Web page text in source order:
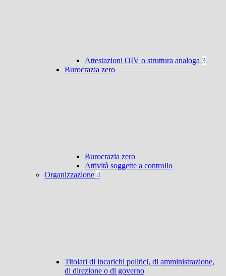
Attestazioni OIV o struttura analoga 3
Burocrazia zero
Burocrazia zero
Attività soggette a controllo
Organizzazione 4
Titolari di incarichi politici, di amministrazione,
di direzione o di governo